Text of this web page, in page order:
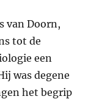
van Doorn,
tot de
een
was degene
het begrip